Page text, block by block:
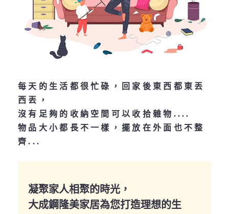
每天的生活都很忙碌，回家後東西都東丟
西丟，
沒有足夠的收納空間可以收拾雜物....
物品大小都長不一樣，擺放在外面也不整
齊...
凝聚家人相聚的時光，
大成鋼隆美家居為您打造理想的生